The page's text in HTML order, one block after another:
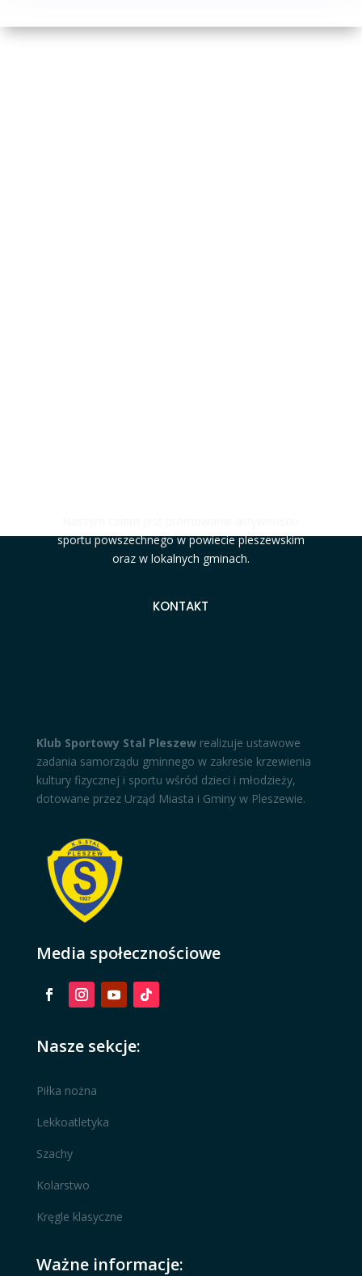
sportu powszechnego w powiecie pleszewskim
oraz w lokalnych gminach.
KONTAKT
Klub Sportowy Stal Pleszewrealizuje ustawowe
zadania samorządu gminnego w zakresie krzewienia
kultury fizycznej i sportu wśród dzieci i młodzieży,
dotowane przez Urząd Miasta i Gminy w Pleszewie.
Media społecznościowe
Nasze sekcje:
Piłka nożna
Lekkoatletyka
Szachy
Kolarstwo
Kręgle klasyczne
Ważne informacje: